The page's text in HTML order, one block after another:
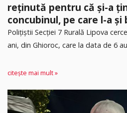
reținută pentru că și-a
concubinul, pe care l-a
​Polițiștii Secției 7 Rurală Lipova
ani, din Ghioroc, care la data de 6
citește mai mult »